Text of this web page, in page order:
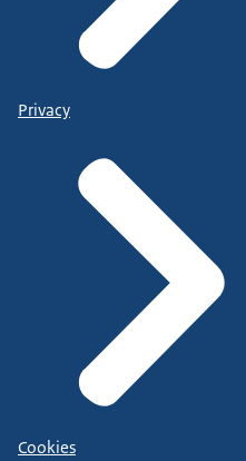
Privacy
Cookies